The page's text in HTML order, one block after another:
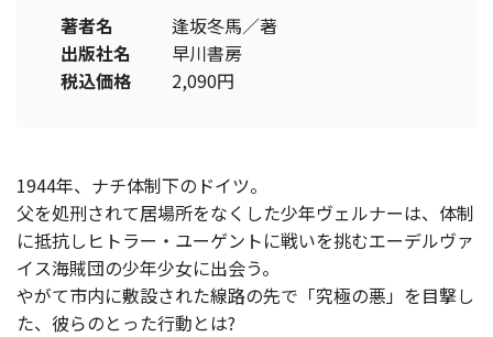
著者名
逢坂冬馬／著
出版社名
早川書房
税込価格
2,090円
1944年、ナチ体制下のドイツ。
父を処刑されて居場所をなくした少年ヴェルナーは、体制
に抵抗しヒトラー・ユーゲントに戦いを挑むエーデルヴァ
イス海賊団の少年少女に出会う。
やがて市内に敷設された線路の先で「究極の悪」を目撃し
た、彼らのとった行動とは?